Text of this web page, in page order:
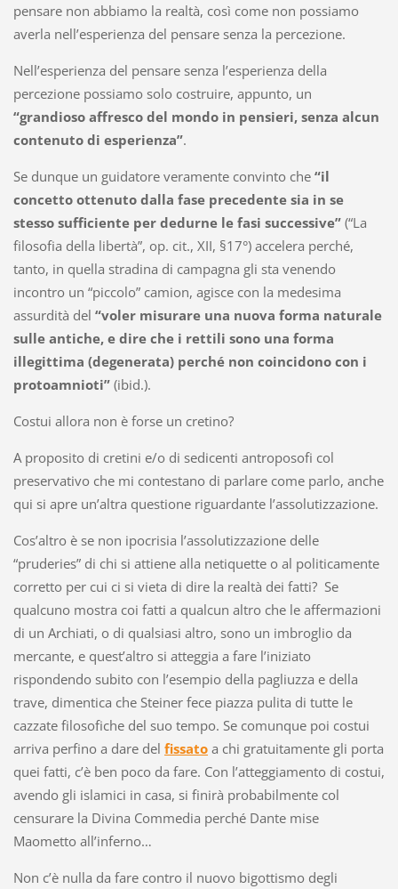
pensare non abbiamo la realtà, così come non possiamo
averla nell’esperienza del pensare senza la percezione.
Nell’esperienza del pensare senza l’esperienza della
percezione possiamo solo costruire, appunto, un
“grandioso affresco del mondo in pensieri, senza alcun
contenuto di esperienza”.
Se dunque un guidatore veramente convinto che “il
concetto ottenuto dalla fase precedente sia in se
stesso sufficiente per dedurne le fasi successive” (“La
filosofia della libertà”, op. cit., XII, §17°) accelera perché,
tanto, in quella stradina di campagna gli sta venendo
incontro un “piccolo” camion, agisce con la medesima
assurdità del “voler misurare una nuova forma naturale
sulle antiche, e dire che i rettili sono una forma
illegittima (degenerata) perché non coincidono con i
protoamnioti”(ibid.).
Costui allora non è forse un cretino?
A proposito di cretini e/o di sedicenti antroposofi col
preservativo che mi contestano di parlare come parlo, anche
qui si apre un’altra questione riguardante l’assolutizzazione.
Cos’altro è se non ipocrisia l’assolutizzazione delle
“pruderies” di chi si attiene alla netiquette o al politicamente
corretto per cui ci si vieta di dire la realtà dei fatti? Se
qualcuno mostra coi fatti a qualcun altro che le affermazioni
di un Archiati, o di qualsiasi altro, sono un imbroglio da
mercante, e quest’altro si atteggia a fare l’iniziato
rispondendo subito con l’esempio della pagliuzza e della
trave, dimentica che Steiner fece piazza pulita di tutte le
cazzate filosofiche del suo tempo. Se comunque poi costui
arriva perfino a dare del fissatoa chi gratuitamente gli porta
quei fatti, c’è ben poco da fare. Con l’atteggiamento di costui,
avendo gli islamici in casa, si finirà probabilmente col
censurare la Divina Commedia perché Dante mise
Maometto all’inferno…
Non c’è nulla da fare contro il nuovo bigottismo degli